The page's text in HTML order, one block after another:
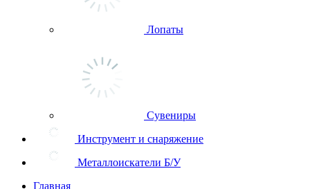
Лопаты
Сувениры
Инструмент и снаряжение
Металлоискатели Б/У
Главная